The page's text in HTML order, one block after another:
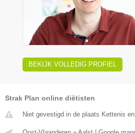
BEKIJK VOLLEDIG PROFIEL
Strak Plan online diëtisten
Niet gevestigd in de plaats Kettenis